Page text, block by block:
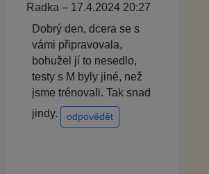
Radka – 17.4.2024 20:27
Dobrý den, dcera se s
vámi připravovala,
bohužel jí to nesedlo,
testy s M byly jiné, než
jsme trénovali. Tak snad
jindy.
odpovědět